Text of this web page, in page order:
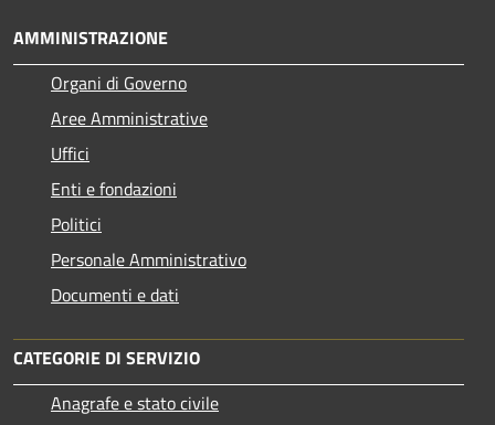
AMMINISTRAZIONE
Organi di Governo
Aree Amministrative
Uffici
Enti e fondazioni
Politici
Personale Amministrativo
Documenti e dati
CATEGORIE DI SERVIZIO
Anagrafe e stato civile